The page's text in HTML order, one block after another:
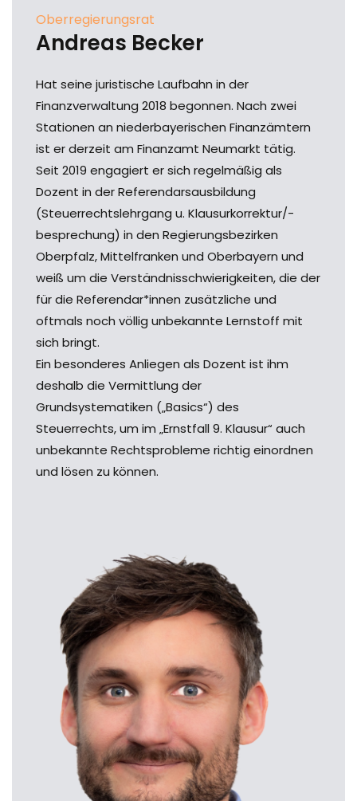
Andreas Becker
Oberregierungsrat
Hat seine juristische Laufbahn in der
Finanzverwaltung 2018 begonnen. Nach zwei
Stationen an niederbayerischen Finanzämtern
ist er derzeit am Finanzamt Neumarkt tätig.
Seit 2019 engagiert er sich regelmäßig als
Dozent in der Referendarsausbildung
(Steuerrechtslehrgang u. Klausurkorrektur/-
besprechung) in den Regierungsbezirken
Oberpfalz, Mittelfranken und Oberbayern und
weiß um die Verständnisschwierigkeiten, die der
für die Referendar*innen zusätzliche und
oftmals noch völlig unbekannte Lernstoff mit
sich bringt.
Ein besonderes Anliegen als Dozent ist ihm
deshalb die Vermittlung der
Grundsystematiken („Basics“) des
Steuerrechts, um im „Ernstfall 9. Klausur“ auch
unbekannte Rechtsprobleme richtig einordnen
und lösen zu können.